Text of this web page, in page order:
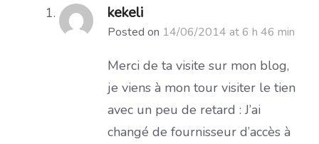
kekeli
Posted on 14/06/2014 at 6 h 46 min
Merci de ta visite sur mon blog,
je viens à mon tour visiter le tien
avec un peu de retard : J’ai
changé de fournisseur d’accès à